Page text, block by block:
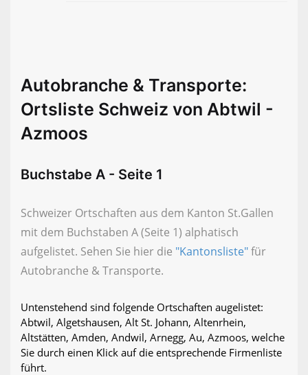
Autobranche & Transporte:
Ortsliste Schweiz von Abtwil -
Azmoos
Buchstabe A - Seite 1
Schweizer Ortschaften aus dem Kanton St.Gallen
mit dem Buchstaben A (Seite 1) alphatisch
aufgelistet. Sehen Sie hier die "Kantonsliste"für
Autobranche & Transporte.
Untenstehend sind folgende Ortschaften augelistet:
Abtwil, Algetshausen, Alt St. Johann, Altenrhein,
Altstätten, Amden, Andwil, Arnegg, Au, Azmoos, welche
Sie durch einen Klick auf die entsprechende Firmenliste
führt.